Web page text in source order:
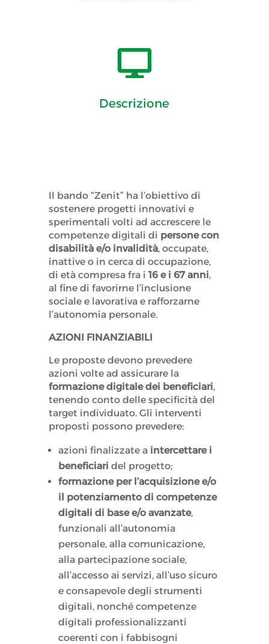

Descrizione
Il bando “Zenit” ha l’obiettivo di
sostenere progetti innovativi e
sperimentali volti ad accrescere le
competenze digitali di persone con
disabilità e/o invalidità, occupate,
inattive o in cerca di occupazione,
di età compresa fra i 16 e i 67 anni,
al fine di favorirne l’inclusione
sociale e lavorativa e rafforzarne
l’autonomia personale.
AZIONI FINANZIABILI
Le proposte devono prevedere
azioni volte ad assicurare la
formazione digitale dei beneficiari,
tenendo conto delle specificità del
target individuato. Gli interventi
proposti possono prevedere:
azioni finalizzate a intercettare i
beneficiari del progetto;
formazione per l’acquisizione e/o
il potenziamento di competenze
digitali di base e/o avanzate,
funzionali all’autonomia
personale, alla comunicazione,
alla partecipazione sociale,
all’accesso ai servizi, all’uso sicuro
e consapevole degli strumenti
digitali, nonché competenze
digitali professionalizzanti
coerenti con i fabbisogni